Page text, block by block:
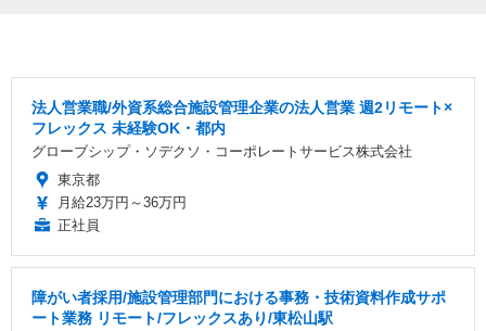
法人営業職/外資系総合施設管理企業の法人営業 週2リモート×
フレックス 未経験OK・都内
グローブシップ・ソデクソ・コーポレートサービス株式会社
東京都
月給23万円～36万円
正社員
障がい者採用/施設管理部門における事務・技術資料作成サポ
ート業務 リモート/フレックスあり/東松山駅